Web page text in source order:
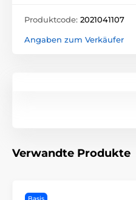
Produktcode: 2021041107
Angaben zum Verkäufer
Verwandte Produkte
Basis